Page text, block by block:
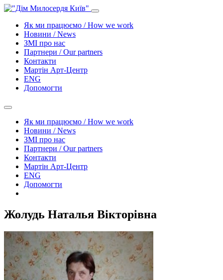
Як ми працюємо / How we work
Новини / News
ЗМІ про нас
Партнери / Our partners
Контакти
Mартін Арт-Центр
ENG
Допомогти
Як ми працюємо / How we work
Новини / News
ЗМІ про нас
Партнери / Our partners
Контакти
Mартін Арт-Центр
ENG
Допомогти
Жолудь Наталья Вікторівна